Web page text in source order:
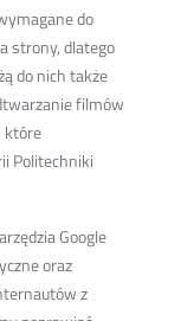
do
strony, dlatego
do nich także
filmów
które
Politechniki
Google
oraz
z